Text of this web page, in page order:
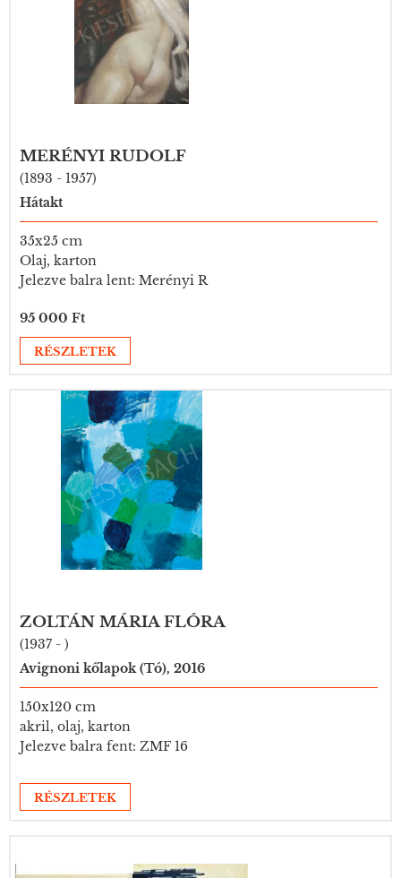
MERÉNYI RUDOLF
(1893 - 1957)
Hátakt
35x25 cm
Olaj, karton
Jelezve balra lent: Merényi R
95 000 Ft
RÉSZLETEK
ZOLTÁN MÁRIA FLÓRA
(1937 - )
Avignoni kőlapok (Tó), 2016
150x120 cm
akril, olaj, karton
Jelezve balra fent: ZMF 16
RÉSZLETEK